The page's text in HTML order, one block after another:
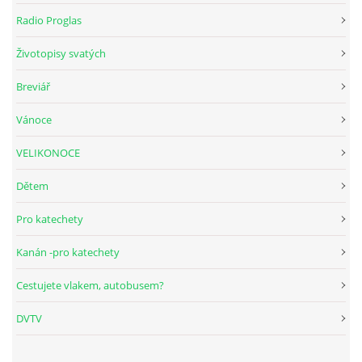
HUDEBNÍ KOUTEK
ODKAZY
Farnost Studená
Radio Proglas
Životopisy svatých
Breviář
Vánoce
VELIKONOCE
Dětem
Pro katechety
Kanán -pro katechety
Cestujete vlakem, autobusem?
DVTV